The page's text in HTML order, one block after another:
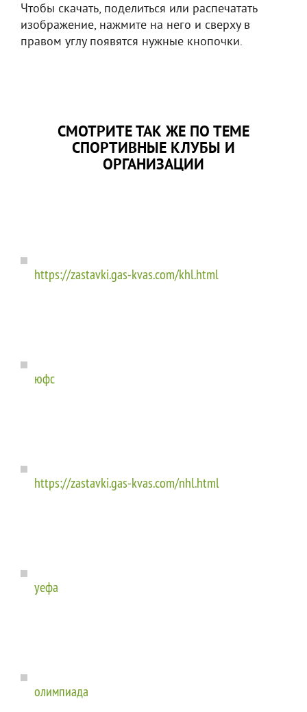
Чтобы скачать, поделиться или распечатать
изображение, нажмите на него и сверху в
правом углу появятся нужные кнопочки.
СМОТРИТЕ ТАК ЖЕ ПО ТЕМЕ
СПОРТИВНЫЕ КЛУБЫ И
ОРГАНИЗАЦИИ
https://zastavki.gas-kvas.com/khl.html
юфс
https://zastavki.gas-kvas.com/nhl.html
уефа
олимпиада